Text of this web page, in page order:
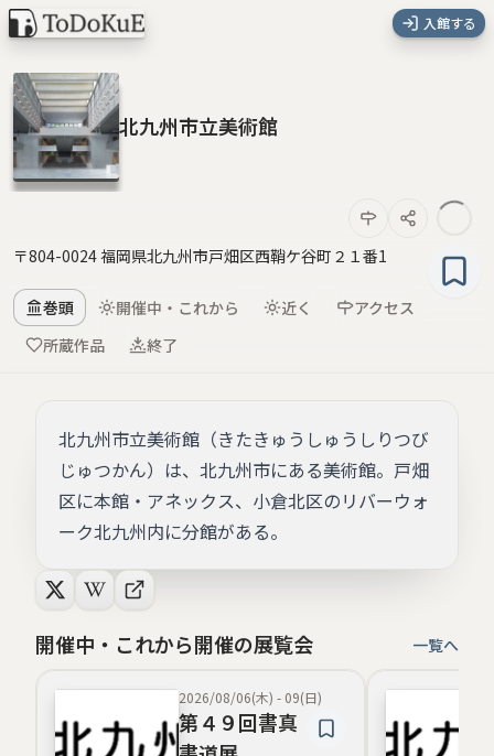
入館する
北九州市立美術館
〒804-0024 福岡県北九州市戸畑区西鞘ケ谷町２１番1
巻頭 開催中・これから 近く
アクセス
所蔵作品
終了
北九州市立美術館（きたきゅうしゅうしりつび
じゅつかん）は、北九州市にある美術館。戸畑
区に本館・アネックス、小倉北区のリバーウォ
ーク北九州内に分館がある。
開催中・これから開催の展覧会 一覧へ
2026/08/06(木) - 09(日)
第４９回書真